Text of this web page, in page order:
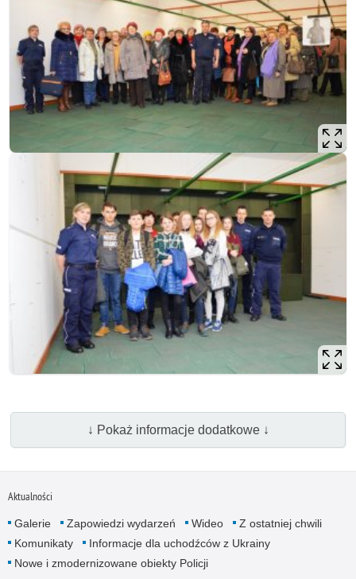
↓ Pokaż informacje dodatkowe ↓
Aktualności
Galerie Zapowiedzi wydarzeń Wideo
Z ostatniej chwili
Komunikaty
Informacje dla uchodźców z Ukrainy
Nowe i zmodernizowane obiekty Policji